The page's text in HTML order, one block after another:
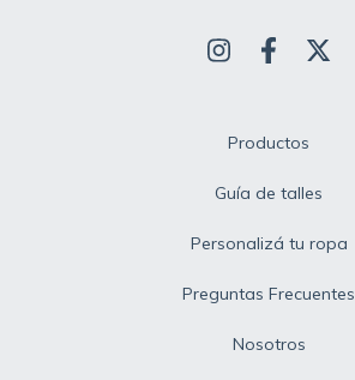
Productos
Guía de talles
Personalizá tu ropa
Preguntas Frecuentes
Nosotros